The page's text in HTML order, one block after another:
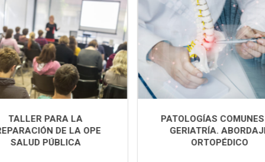
TALLER PARA LA
PREPARACIÓN DE LA
SALUD PÚBLICA
FARMACÉUTICA AL
ONCOLÓGICO:
DE TOXICIDADES Y
DOLOR